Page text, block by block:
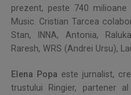
prezent, peste 740
Music. Cristian Tarcea
Stan, INNA, Antonia,
Raresh, WRS (Andrei Ursu),
Elena Popa este jurnalist,
trustului Ringier, partener